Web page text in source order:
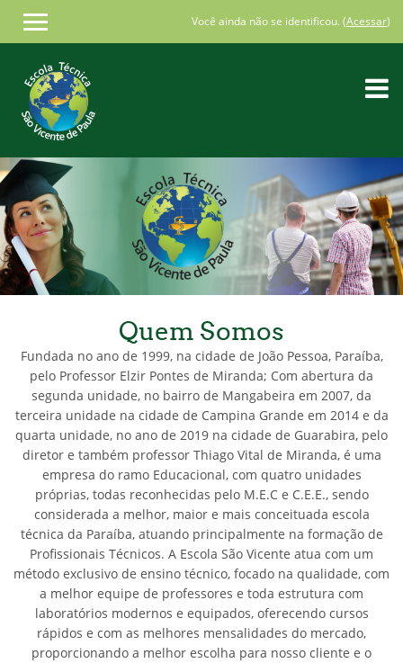
conteúdo
principal
Você ainda não se identificou. (Acessar)
Quem Somos
Fundada no ano de 1999, na cidade de João Pessoa, Paraíba,
pelo Professor Elzir Pontes de Miranda; Com abertura da
segunda unidade, no bairro de Mangabeira em 2007, da
terceira unidade na cidade de Campina Grande em 2014 e da
quarta unidade, no ano de 2019 na cidade de Guarabira, pelo
diretor e também professor Thiago Vital de Miranda, é uma
empresa do ramo Educacional, com quatro unidades
próprias, todas reconhecidas pelo M.E.C e C.E.E., sendo
considerada a melhor, maior e mais conceituada escola
técnica da Paraíba, atuando principalmente na formação de
Profissionais Técnicos. A Escola São Vicente atua com um
método exclusivo de ensino técnico, focado na qualidade, com
a melhor equipe de professores e toda estrutura com
laboratórios modernos e equipados, oferecendo cursos
rápidos e com as melhores mensalidades do mercado,
proporcionando a melhor escolha para nosso cliente e o